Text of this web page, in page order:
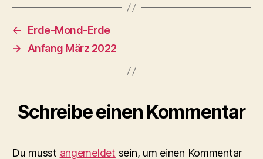
←
Erde-Mond-Erde
→
Anfang März 2022
Schreibe einen Kommentar
Du musst angemeldet sein, um einen Kommentar